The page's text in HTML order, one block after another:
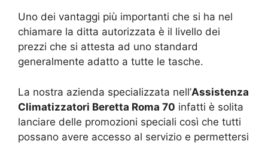
Uno dei vantaggi più importanti che si ha nel
chiamare la ditta autorizzata è il livello dei
prezzi che si attesta ad uno standard
generalmente adatto a tutte le tasche.
La nostra azienda specializzata nell’Assistenza
Climatizzatori Beretta Roma 70 infatti è solita
lanciare delle promozioni speciali così che tutti
possano avere accesso al servizio e permettersi